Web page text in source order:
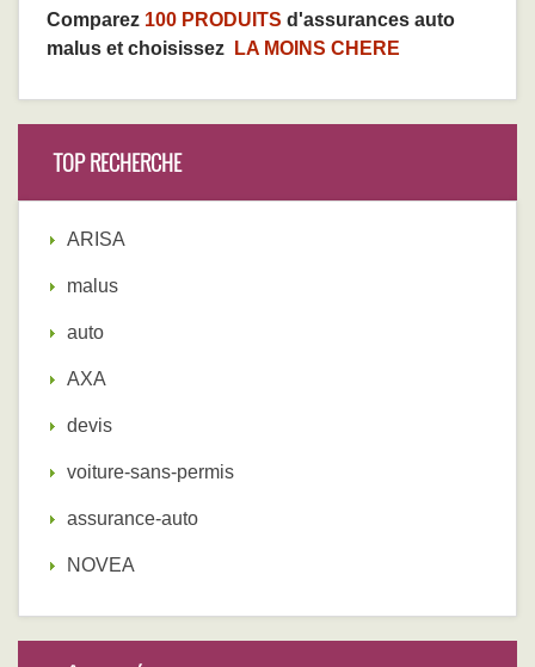
Comparez 100 PRODUITS d'assurances auto
malus et choisissez
LA MOINS CHERE
TOP RECHERCHE
ARISA
malus
auto
AXA
devis
voiture-sans-permis
assurance-auto
NOVEA